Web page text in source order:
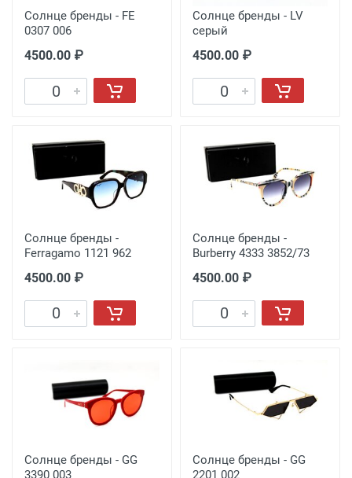
Солнце бренды - FE
0307 006
4500.00 ₽
Солнце бренды - LV
серый
4500.00 ₽
Солнце бренды -
Ferragamo 1121 962
4500.00 ₽
Солнце бренды -
Burberry 4333 3852/73
4500.00 ₽
Солнце бренды - GG
3390 003
Солнце бренды - GG
2201 002